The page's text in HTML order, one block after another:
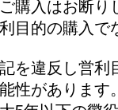
購入はお断り
目的の購入で
記を違反し営
性があります